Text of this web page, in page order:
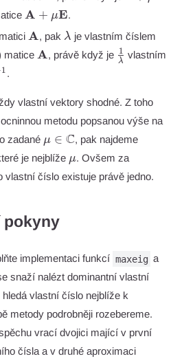
\mathbf{A}
\mathbf{E}
A + μE.
\mathbf{A}
A, pak \lambda
λ je vlastním číslem
matice \mathbf{A}
A, právě když je \frac{1}
{\lambda}
λ
1 vlastním
1}
1 .
vlastní vektory shodné. Z toho
metodu popsanou výše na
1}
zadané \mu\in\mathbb{C}
μ ∈ C, pak najdeme
je nejblíže \mu
μ. Ovšem za
vlastní číslo existuje právě jedno.
pokyny
implementaci funkcí maxeig a
snaží nalézt dominantní vlastní
vlastní číslo nejblíže k
metody podrobněji rozebereme.
vrací dvojici mající v první
čísla a v druhé aproximaci